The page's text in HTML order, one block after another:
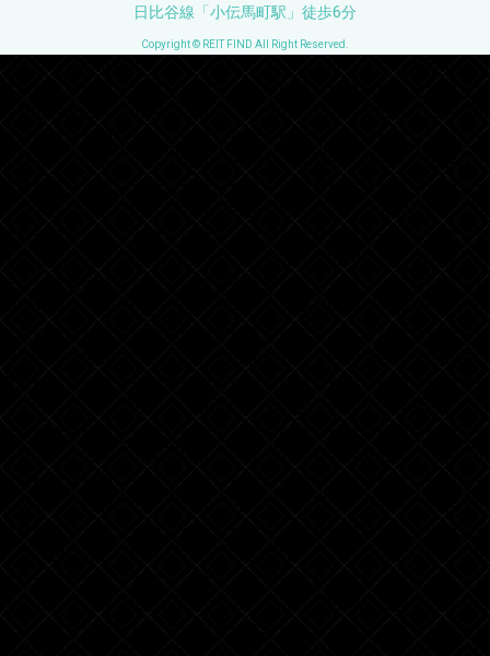
日比谷線「小伝馬町駅」徒歩6分
Copyright © REIT FIND All Right Reserved.